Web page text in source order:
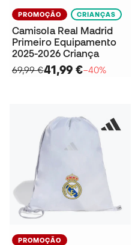
PROMOÇÃO CRIANÇAS
Camisola Real Madrid
Primeiro Equipamento
2025-2026 Criança
69,99 €41,99 €−40%
PROMOÇÃO